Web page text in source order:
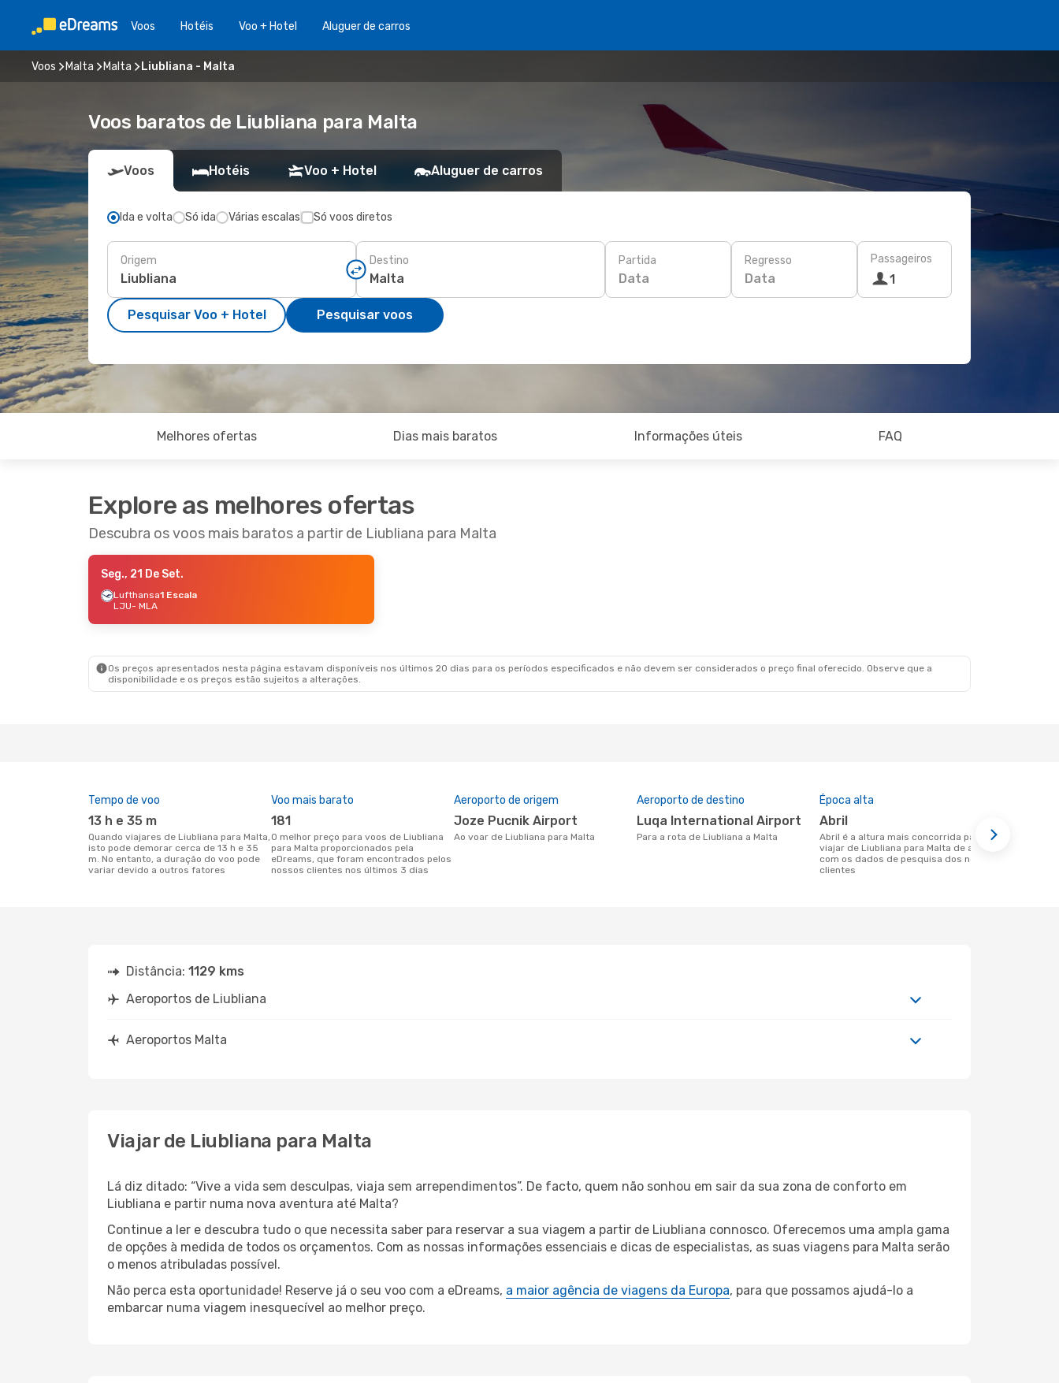
Voos Hotéis Voo + Hotel Aluguer de carros
Voos Malta Malta Liubliana - Malta
Voos baratos de Liubliana para Malta
Voos Hotéis Voo + Hotel Aluguer de carros
Ida e volta Só ida Várias escalas Só voos diretos
Origem Destino Partida
Data
Regresso
Data
Passageiros
1
Pesquisar Voo + Hotel Pesquisar voos
Melhores ofertas Dias mais baratos Informações úteis FAQ
Explore as melhores ofertas
Descubra os voos mais baratos a partir de Liubliana para Malta
Seg., 21 De Set.
Lufthansa1 Escala
LJU- MLA
Os preços apresentados nesta página estavam disponíveis nos últimos 20 dias para os períodos especificados e não devem ser considerados o preço final oferecido. Observe que a
disponibilidade e os preços estão sujeitos a alterações.
Tempo de voo
13 h e 35 m
Quando viajares de Liubliana para Malta,
isto pode demorar cerca de 13 h e 35
m. No entanto, a duração do voo pode
variar devido a outros fatores
Voo mais barato
181
O melhor preço para voos de Liubliana
para Malta proporcionados pela
eDreams, que foram encontrados pelos
nossos clientes nos últimos 3 dias
Aeroporto de origem
Joze Pucnik Airport
Ao voar de Liubliana para Malta
Aeroporto de destino
Luqa International Airport
Para a rota de Liubliana a Malta
Época alta
abril
abril é a altura mais concorrida para
viajar de Liubliana para Malta de acordo
com os dados de pesquisa dos nossos
clientes
Distância: 1129 kms
Aeroportos de Liubliana
Aeroportos Malta
Viajar de Liubliana para Malta
Lá diz ditado: “Vive a vida sem desculpas, viaja sem arrependimentos”. De facto, quem não sonhou em sair da sua zona de conforto em
Liubliana e partir numa nova aventura até Malta?
Continue a ler e descubra tudo o que necessita saber para reservar a sua viagem a partir de Liubliana connosco. Oferecemos uma ampla gama
de opções à medida de todos os orçamentos. Com as nossas informações essenciais e dicas de especialistas, as suas viagens para Malta serão
o menos atribuladas possível.
Não perca esta oportunidade! Reserve já o seu voo com a eDreams, a maior agência de viagens da Europa, para que possamos ajudá-lo a
embarcar numa viagem inesquecível ao melhor preço.